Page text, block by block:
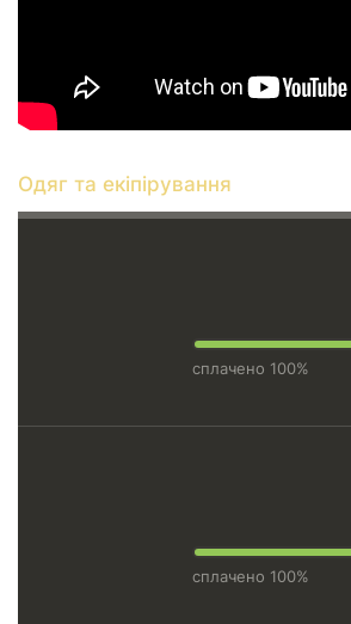
Одяг та екіпірування
сплачено 100%
сплачено 100%